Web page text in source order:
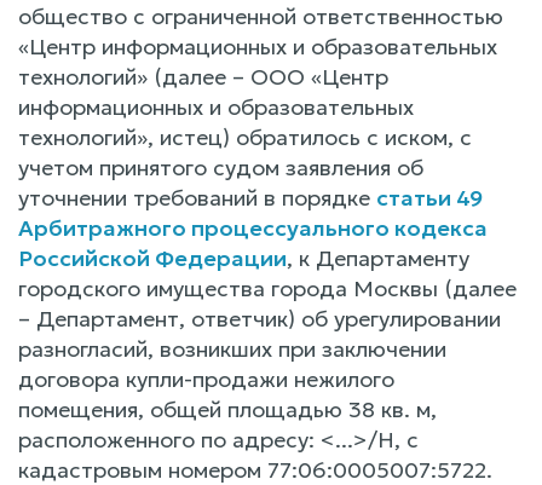
общество с ограниченной ответственностью
«Центр информационных и образовательных
технологий» (далее – ООО «Центр
информационных и образовательных
технологий», истец) обратилось с иском, с
учетом принятого судом заявления об
уточнении требований в порядке статьи 49
Арбитражного процессуального кодекса
Российской Федерации, к Департаменту
городского имущества города Москвы (далее
– Департамент, ответчик) об урегулировании
разногласий, возникших при заключении
договора купли-продажи нежилого
помещения, общей площадью 38 кв. м,
расположенного по адресу: <...>/Н, с
кадастровым номером 77:06:0005007:5722.